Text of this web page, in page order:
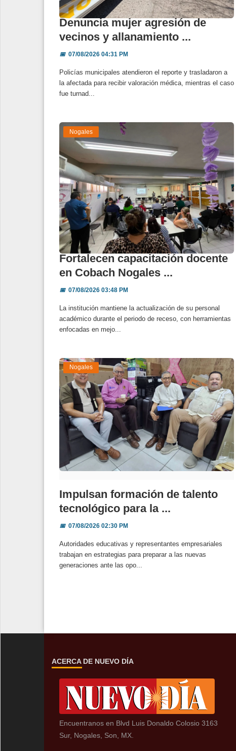
Denuncia mujer agresión de
vecinos y allanamiento ...
📅07/08/2026 04:31 PM
Policías municipales atendieron el reporte y trasladaron a
la afectada para recibir valoración médica, mientras el caso
fue turnad...
Nogales
Fortalecen capacitación docente
en Cobach Nogales ...
📅07/08/2026 03:48 PM
La institución mantiene la actualización de su personal
académico durante el periodo de receso, con herramientas
enfocadas en mejo...
Nogales
Impulsan formación de talento
tecnológico para la ...
📅07/08/2026 02:30 PM
Autoridades educativas y representantes empresariales
trabajan en estrategias para preparar a las nuevas
generaciones ante las opo...
ACERCA DE NUEVO DÍA
Encuentranos en Blvd Luis Donaldo Colosio 3163
Sur, Nogales, Son, MX.